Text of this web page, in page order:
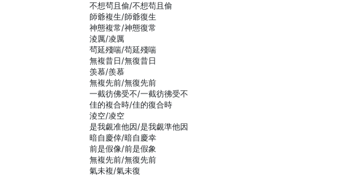
不想茍且偷/不想苟且偷
師爺複生/師爺復生
神態複常/神態復常
淩厲/凌厲
茍延殘喘/苟延殘喘
無複昔日/無復昔日
羡慕/羨慕
無複先前/無復先前
一截彷佛受不/一截彷彿受不
佳的複合時/佳的復合時
淩空/凌空
是我覷准他因/是我覷準他因
暗自慶倖/暗自慶幸
前是假像/前是假象
無複先前/無復先前
氣未複/氣未復